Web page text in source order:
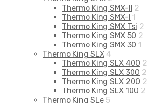
Thermo King SMX-II 2
Thermo King SMX-I 1
Thermo King SMX Tsi 2
Thermo King SMX 50 2
Thermo King SMX 30 1
Thermo King SLX 4
Thermo King SLX 400 2
Thermo King SLX 300 2
Thermo King SLX 200 2
Thermo King SLX 100 2
Thermo King SLe 5